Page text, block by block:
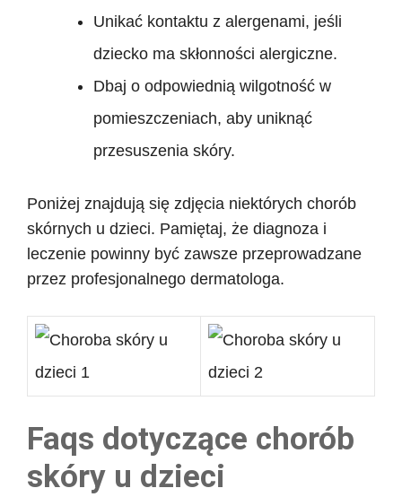
Unikać kontaktu z alergenami, jeśli
dziecko ma skłonności alergiczne.
Dbaj o odpowiednią wilgotność w
pomieszczeniach, aby uniknąć
przesuszenia skóry.
Poniżej znajdują się zdjęcia niektórych chorób
skórnych u dzieci. Pamiętaj, że diagnoza i
leczenie powinny być zawsze przeprowadzane
przez profesjonalnego dermatologa.
Faqs dotyczące chorób
skóry u dzieci